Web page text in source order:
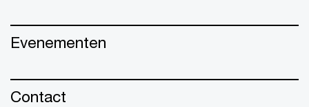
Evenementen
Contact